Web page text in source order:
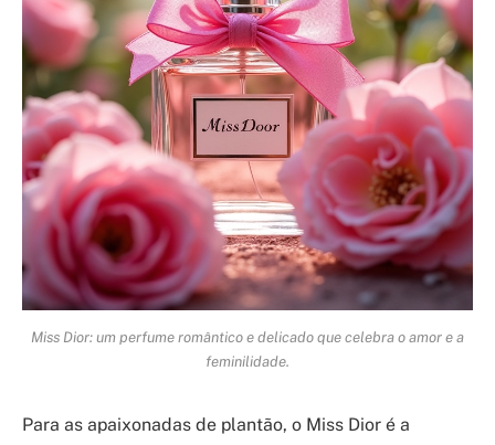
Miss Dior: um perfume romântico e delicado que celebra o amor e a
feminilidade.
Para as apaixonadas de plantão, o Miss Dior é a